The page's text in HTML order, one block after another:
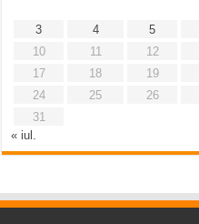
3
4 5
10
11 12
17
18 19
24
25 26
31
« iul.